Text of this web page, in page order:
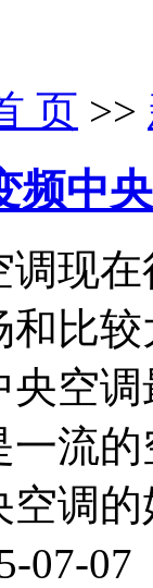
页 >>
频中
现
比
空
流
空调
07-